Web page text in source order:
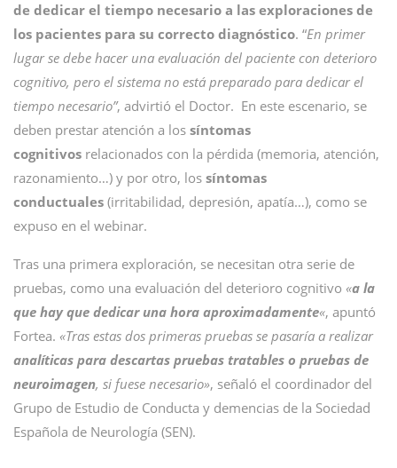
de dedicar el tiempo necesario a las exploraciones de
los pacientes para su correcto diagnóstico. “En primer
lugar se debe hacer una evaluación del paciente con deterioro
cognitivo, pero el sistema no está preparado para dedicar el
tiempo necesario”, advirtió el Doctor. En este escenario, se
deben prestar atención a los síntomas
cognitivos relacionados con la pérdida (memoria, atención,
razonamiento…) y por otro, los síntomas
conductuales (irritabilidad, depresión, apatía…), como se
expuso en el webinar.
Tras una primera exploración, se necesitan otra serie de
pruebas, como una evaluación del deterioro cognitivo «a la
que hay que dedicar una hora aproximadamente«, apuntó
Fortea. «Tras estas dos primeras pruebas se pasaría a realizar
analíticas para descartas pruebas tratables o pruebas de
neuroimagen, si fuese necesario», señaló el coordinador del
Grupo de Estudio de Conducta y demencias de la Sociedad
Española de Neurología (SEN).